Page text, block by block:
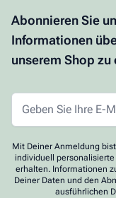
Abonnieren Sie
Informationen
unserem Shop zu
Mit Deiner Anmeldung
individuell
erhalten. Informationen
Deiner Daten und den
ausführlichen